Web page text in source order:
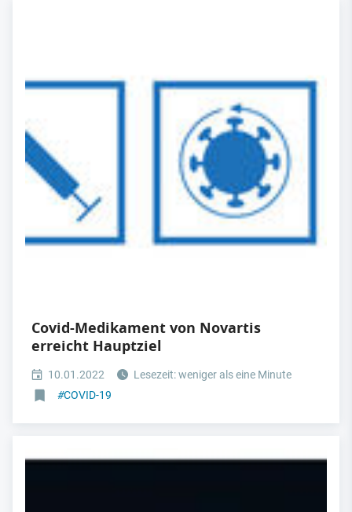
Covid-Medikament von Novartis
erreicht Hauptziel
10.01.2022
Lesezeit: weniger als eine Minute
#COVID-19